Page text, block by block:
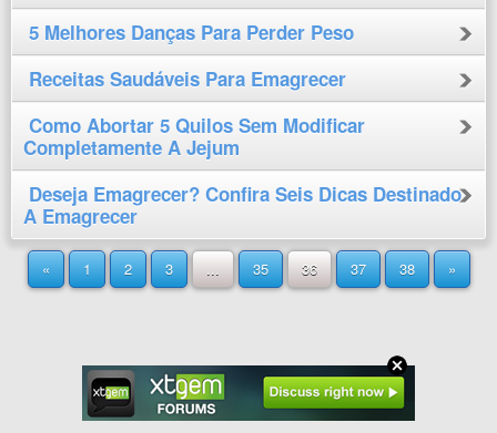
5 Melhores Danças Para Perder Peso
Receitas Saudáveis Para Emagrecer
Como Abortar 5 Quilos Sem Modificar
Completamente A Jejum
Deseja Emagrecer? Confira Seis Dicas Destinado
A Emagrecer
« 1 2 3 ... 35 36 37 38 »